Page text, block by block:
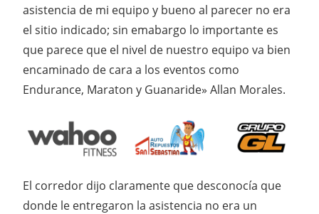
asistencia de mi equipo y bueno al parecer no era
el sitio indicado; sin emabargo lo importante es
que parece que el nivel de nuestro equipo va bien
encaminado de cara a los eventos como
Endurance, Maraton y Guanaride» Allan Morales.
El corredor dijo claramente que desconocía que
donde le entregaron la asistencia no era un